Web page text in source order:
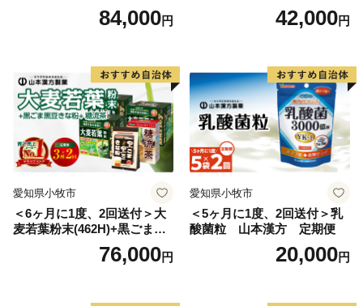
84,000円 42,000円
愛知県小牧市
＜6ヶ月に1度、2回送付＞大
麦若葉粉末(462H)+黒ごま黒
豆きな粉+ 糖流茶 山本漢
76,000円
愛知県小牧市
＜5ヶ月に1度、2回送付＞乳
酸菌粒 山本漢方 定期便
20,000円